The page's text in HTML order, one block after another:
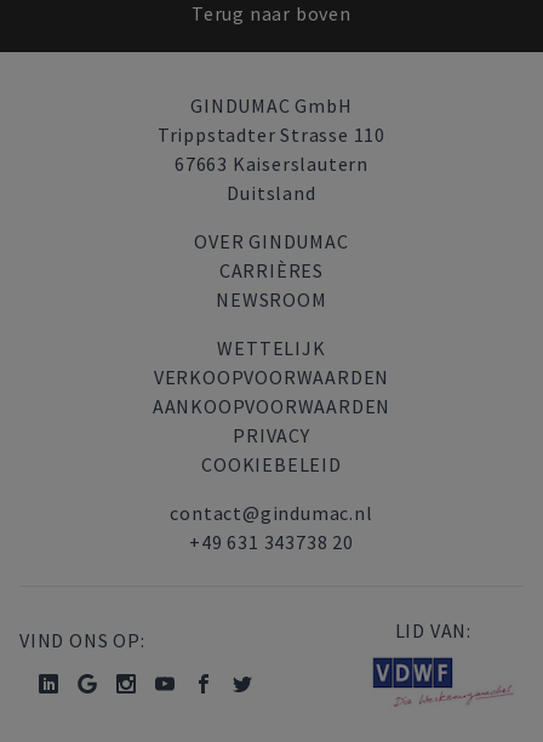
Terug naar boven
GINDUMAC GmbH
Trippstadter Strasse 110
67663 Kaiserslautern
Duitsland
OVER GINDUMAC
CARRIÈRES
NEWSROOM
WETTELIJK
VERKOOPVOORWAARDEN
AANKOOPVOORWAARDEN
PRIVACY
COOKIEBELEID
contact@gindumac.nl
+49 631 343738 20
VIND ONS OP: LID VAN: